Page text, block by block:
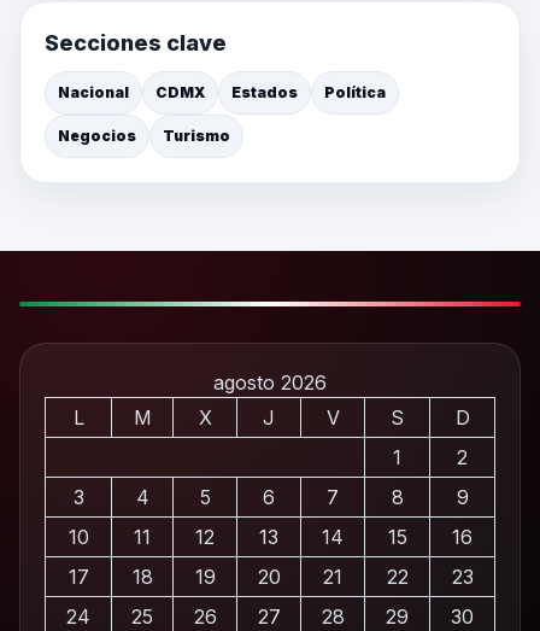
Secciones clave
Nacional CDMX Estados Política
Negocios Turismo
agosto 2026
L
M X J V S
D
1
2
3
4 5 6 7 8
9
10
11 12 13 14 15
16
17
18 19 20 21 22
23
24
25 26 27 28 29
30